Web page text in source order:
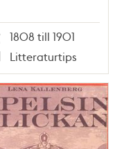
1808 till 1901
Litteraturtips